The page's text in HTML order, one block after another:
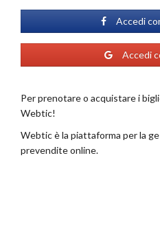
Accedi
Accedi
Per prenotare o acquistare i
Webtic!
Webtic è la piattaforma per la
prevendite online.